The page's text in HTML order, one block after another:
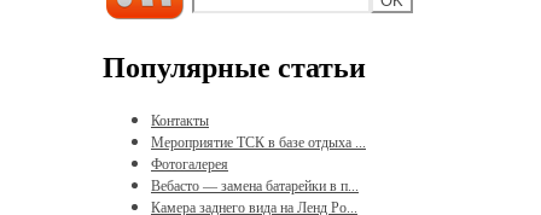
Популярные статьи
Контакты
Мероприятие ТСК в базе отдыха ...
Фотогалерея
Вебасто — замена батарейки в п...
Камера заднего вида на Ленд Ро...